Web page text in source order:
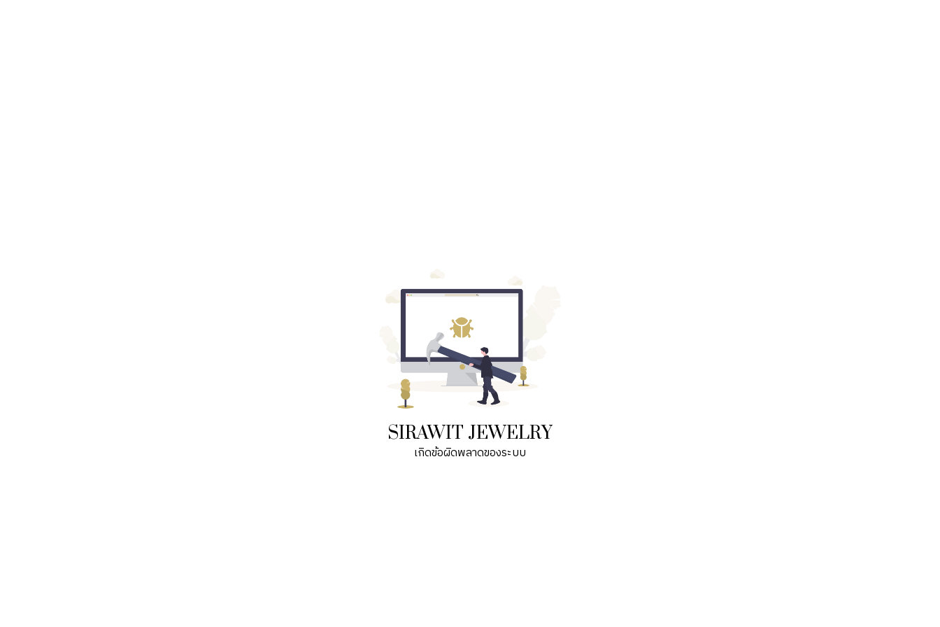
SIRAWIT JEWELRY
เกิดข้อผิดพลาดของระบบ